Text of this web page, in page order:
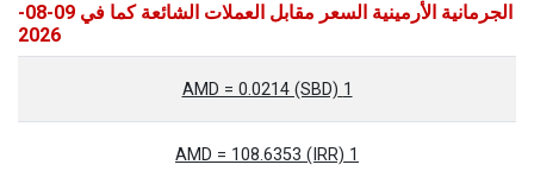
الجرمانية الأرمينية السعر مقابل العملات الشائعة كما في 09-08-
2026
1 AMD = 0.0214 (SBD)
1 AMD = 108.6353 (IRR)